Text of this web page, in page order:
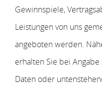
Gewinnspiele,
Leistungen von uns
angeboten werden.
erhalten Sie bei
Daten oder